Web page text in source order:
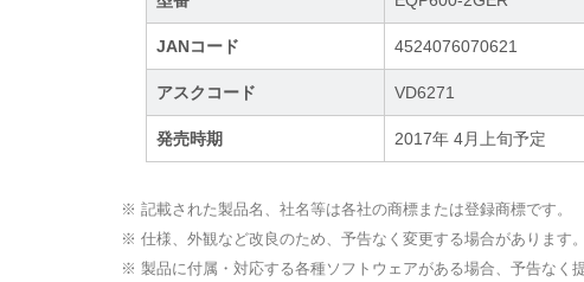
JANコード 4524076070621
アスクコード VD6271
発売時期 2017年 4月上旬予定
※ 記載された製品名、社名等は各社の商標または登録商標です。
※ 仕様、外観など改良のため、予告なく変更する場合があります。
※ 製品に付属・対応する各種ソフトウェアがある場合、予告なく